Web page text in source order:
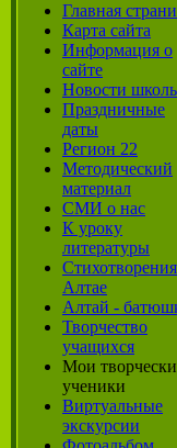
Главная
Карта сайта
Информация о
сайте
Новости
Праздничные
даты
Регион 22
Методический
материал
СМИ о нас
К уроку
литературы
Алтае
Алтай -
Творчество
учащихся
Мои
ученики
Виртуальные
экскурсии